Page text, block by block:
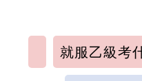
就服乙級考